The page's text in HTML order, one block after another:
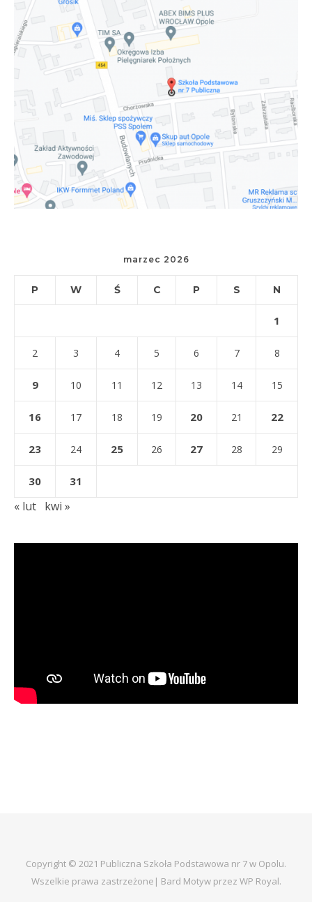
marzec 2026
P W Ś C P S N
1
2 3 4 5 6 7 8
9 10 11 12 13 14 15
16 17 18 19 20 21 22
23 24 25 26 27 28 29
30 31
« lut kwi »
Copyright © 2021 Publiczna Szkoła Podstawowa nr 7 w Opolu.
Wszelkie prawa zastrzeżone| Bard Motyw przez WP Royal.